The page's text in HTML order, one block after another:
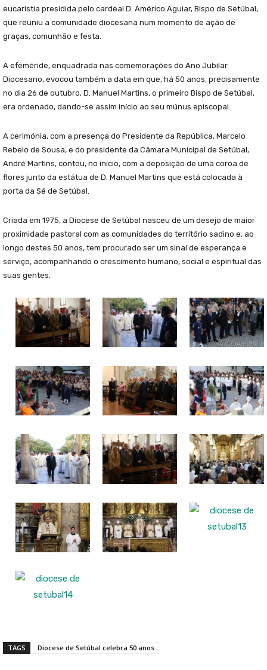
eucaristia presidida pelo cardeal D. Américo Aguiar, Bispo de Setúbal,
que reuniu a comunidade diocesana num momento de ação de
graças, comunhão e festa.
A efeméride, enquadrada nas comemorações do Ano Jubilar
Diocesano, evocou também a data em que, há 50 anos, precisamente
no dia 26 de outubro, D. Manuel Martins, o primeiro Bispo de Setúbal,
era ordenado, dando-se assim início ao seu múnus episcopal.
A cerimónia, com a presença do Presidente da República, Marcelo
Rebelo de Sousa, e do presidente da Câmara Municipal de Setúbal,
André Martins, contou, no início, com a deposição de uma coroa de
flores junto da estátua de D. Manuel Martins que está colocada à
porta da Sé de Setúbal.
Criada em 1975, a Diocese de Setúbal nasceu de um desejo de maior
proximidade pastoral com as comunidades do território sadino e, ao
longo destes 50 anos, tem procurado ser um sinal de esperança e
serviço, acompanhando o crescimento humano, social e espiritual das
suas gentes.
TAGS Diocese de Setúbal celebra 50 anos